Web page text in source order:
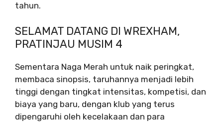
tahun.
SELAMAT DATANG DI WREXHAM,
PRATINJAU MUSIM 4
Sementara Naga Merah untuk naik peringkat,
membaca sinopsis, taruhannya menjadi lebih
tinggi dengan tingkat intensitas, kompetisi, dan
biaya yang baru, dengan klub yang terus
dipengaruhi oleh kecelakaan dan para